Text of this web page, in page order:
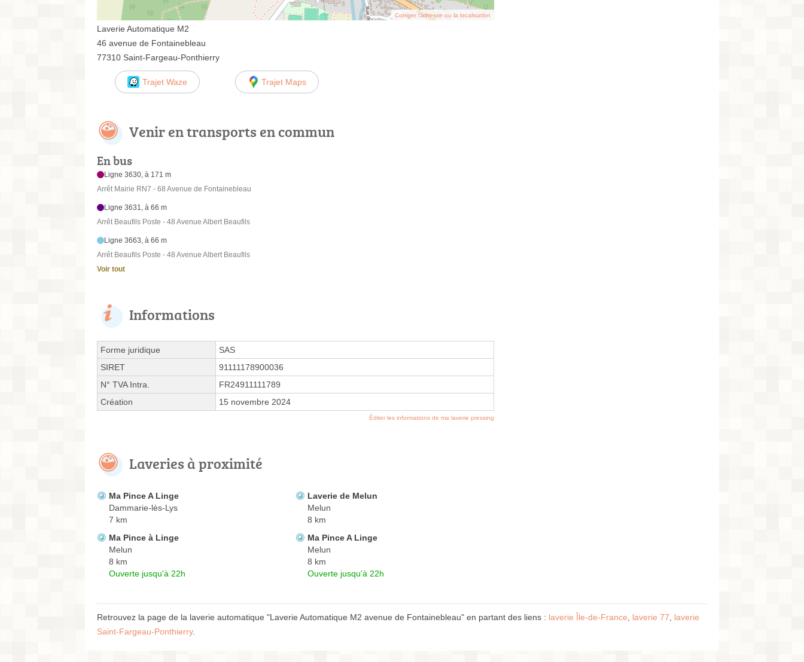
Corriger l’adresse ou la localisation
Laverie Automatique M2
46 avenue de Fontainebleau
77310 Saint-Fargeau-Ponthierry
Trajet Waze Trajet Maps
Venir en transports en commun
En bus
Ligne 3630, à 171 m
Arrêt Mairie RN7 - 68 Avenue de Fontainebleau
Ligne 3631, à 66 m
Arrêt Beaufils Poste - 48 Avenue Albert Beaufils
Ligne 3663, à 66 m
Arrêt Beaufils Poste - 48 Avenue Albert Beaufils
Voir tout
Informations
Forme juridique
SAS
SIRET
91111178900036
N° TVA Intra.
FR24911111789
Création
15 novembre 2024
Éditer les informations de ma laverie pressing
Laveries à proximité
Ma Pince A Linge
Dammarie-lès-Lys
7 km
Laverie de Melun
Melun
8 km
Ma Pince à Linge
Melun
8 km
Ouverte jusqu'à 22h
Ma Pince A Linge
Melun
8 km
Ouverte jusqu'à 22h
Retrouvez la page de la laverie automatique "Laverie Automatique M2 avenue de Fontainebleau" en partant des liens : laverie Île-de-France laverie 77
laverie
Saint-Fargeau-Ponthierry.